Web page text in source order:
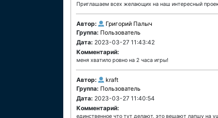
Приглашаем всех желающих на наш интересный
Автор:
Григорий Палыч
Группа: Пользователь
Дата: 2023-03-27 11:43:42
Комментарий:
меня хватило ровно на 2 часа игры!
Автор:
kraft
Группа: Пользователь
Дата: 2023-03-27 11:40:54
Комментарий:
единственное что тут делают, это вешают лапшу на